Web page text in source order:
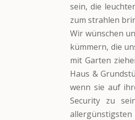
sein, die
zum strahlen
Wir wünschen
kümmern, die
mit Garten
Haus &
wenn sie auf
Security zu
allergünstigsten